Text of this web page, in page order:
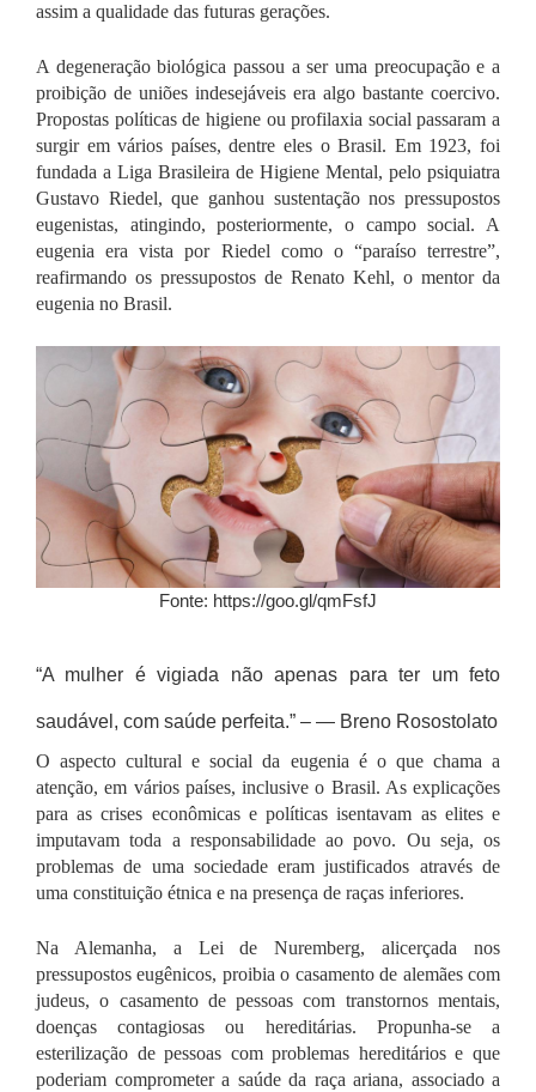
assim a qualidade das futuras gerações.
A degeneração biológica passou a ser uma preocupação e a
proibição de uniões indesejáveis era algo bastante coercivo.
Propostas políticas de higiene ou profilaxia social passaram a
surgir em vários países, dentre eles o Brasil. Em 1923, foi
fundada a Liga Brasileira de Higiene Mental, pelo psiquiatra
Gustavo Riedel, que ganhou sustentação nos pressupostos
eugenistas, atingindo, posteriormente, o campo social. A
eugenia era vista por Riedel como o “paraíso terrestre”,
reafirmando os pressupostos de Renato Kehl, o mentor da
eugenia no Brasil.
Fonte: https://goo.gl/qmFsfJ
“A mulher é vigiada não apenas para ter um feto
saudável, com saúde perfeita.” – — Breno Rosostolato
O aspecto cultural e social da eugenia é o que chama a
atenção, em vários países, inclusive o Brasil. As explicações
para as crises econômicas e políticas isentavam as elites e
imputavam toda a responsabilidade ao povo. Ou seja, os
problemas de uma sociedade eram justificados através de
uma constituição étnica e na presença de raças inferiores.
Na Alemanha, a Lei de Nuremberg, alicerçada nos
pressupostos eugênicos, proibia o casamento de alemães com
judeus, o casamento de pessoas com transtornos mentais,
doenças contagiosas ou hereditárias. Propunha-se a
esterilização de pessoas com problemas hereditários e que
poderiam comprometer a saúde da raça ariana, associado a